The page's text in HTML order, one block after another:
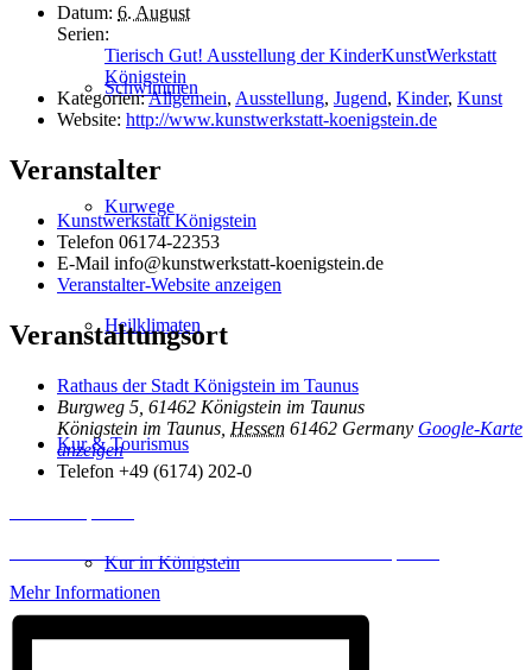
Schwimmen
Kurwege
Heilklimaten
Kur & Tourismus
Kur in Königstein
Datum: 6. August
Serien:
Tierisch Gut! Ausstellung der KinderKunstWerkstatt
Königstein
Kategorien:Allgemein, Ausstellung, Jugend, Kinder, Kunst
Website: http://www.kunstwerkstatt-koenigstein.de
Veranstalter
Kunstwerkstatt Königstein
Telefon 06174-22353
E-Mail info@kunstwerkstatt-koenigstein.de
Veranstalter-Website anzeigen
Veranstaltungsort
Rathaus der Stadt Königstein im Taunus
Burgweg 5, 61462 Königstein im Taunus
Königstein im Taunus Hessen 61462 Germany Google-Karte
anzeigen
Telefon +49 (6174) 202-0
Erforderlichen Service akzeptieren und Inhalte entsperren
Mehr Informationen